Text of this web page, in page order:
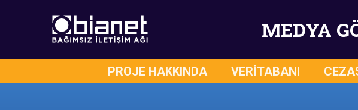
MEDYA
PROJE HAKKINDA VERİTABANI